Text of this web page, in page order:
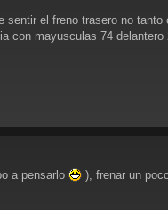
el freno trasero no
con mayusculas 74
a pensarlo
), frenar un